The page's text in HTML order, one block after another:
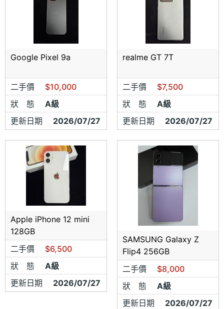
Google Pixel 9a
二手價
$10,000
狀 態
A級
更新日期
2026/07/27
realme GT 7T
二手價
$7,500
狀 態
A級
更新日期
2026/07/27
Apple iPhone 12 mini
128GB
二手價
$6,500
狀 態
A級
更新日期
2026/07/27
SAMSUNG Galaxy Z
Flip4 256GB
二手價
$8,000
狀 態
A級
更新日期
2026/07/27